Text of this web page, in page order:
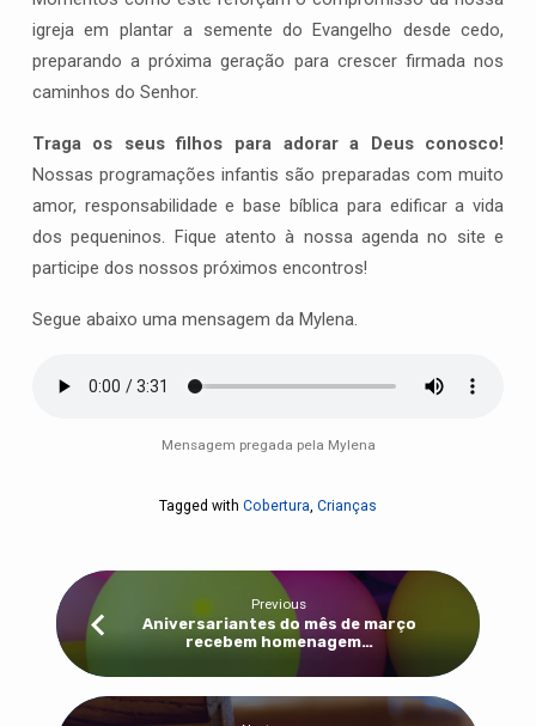
igreja em plantar a semente do Evangelho desde cedo,
preparando a próxima geração para crescer firmada nos
caminhos do Senhor.
Traga os seus filhos para adorar a Deus conosco!
Nossas programações infantis são preparadas com muito
amor, responsabilidade e base bíblica para edificar a vida
dos pequeninos. Fique atento à nossa agenda no site e
participe dos nossos próximos encontros!
Segue abaixo uma mensagem da Mylena.
Mensagem pregada pela Mylena
Tagged with Cobertura, Crianças
Previous
Aniversariantes do mês de março
recebem homenagem…